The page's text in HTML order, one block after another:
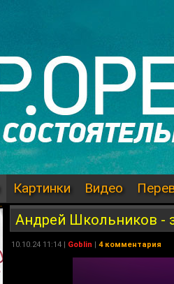
Картинки Видео
Андрей Школьников -
10.10.24 11:14 | Goblin | 4 комментария